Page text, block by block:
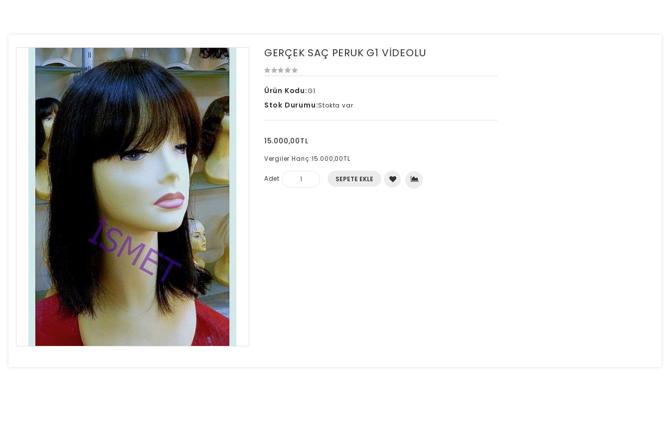
GERÇEK SAÇ PERUK G1 VİDEOLU
Ürün Kodu:G1
Stok Durumu:Stokta var
15.000,00TL
Vergiler Hariç:15.000,00TL
Adet SEPETE EKLE